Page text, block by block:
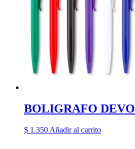
BOLIGRAFO DEVO
$ 1.350 Añadir al carrito